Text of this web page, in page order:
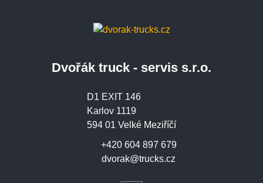
Dvořák truck - servis s.r.o.
dvorak@trucks.cz
+420 604 897 679
D1 EXIT 146
Karlov 1119
594 01 Velké Meziříčí